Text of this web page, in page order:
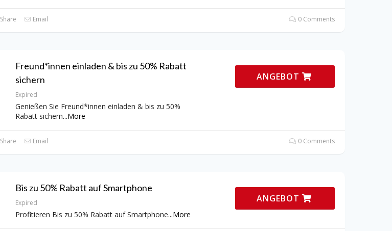
Share Email 0 Comments
Freund*innen einladen & bis zu 50% Rabatt
sichern
Expired
Genießen Sie Freund*innen einladen & bis zu 50%
Rabatt sichern...More
ANGEBOT
Share Email 0 Comments
Bis zu 50% Rabatt auf Smartphone
Expired
Profitieren Bis zu 50% Rabatt auf Smartphone...More
ANGEBOT